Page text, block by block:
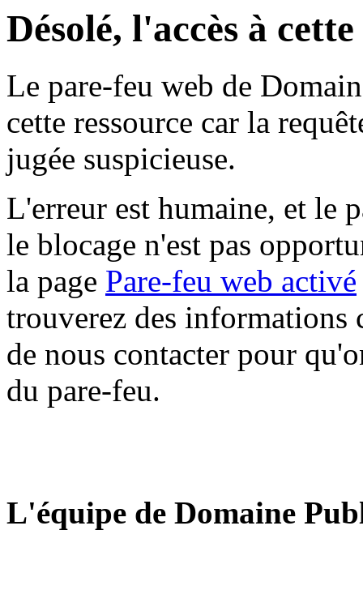
Désolé, l'accès à
Le pare-feu web de
cette ressource car la
jugée suspicieuse.
L'erreur est humaine, et le
le blocage n'est pas
la page Pare-feu web activé
trouverez des informations
de nous contacter pour
du pare-feu.
L'équipe de Domaine